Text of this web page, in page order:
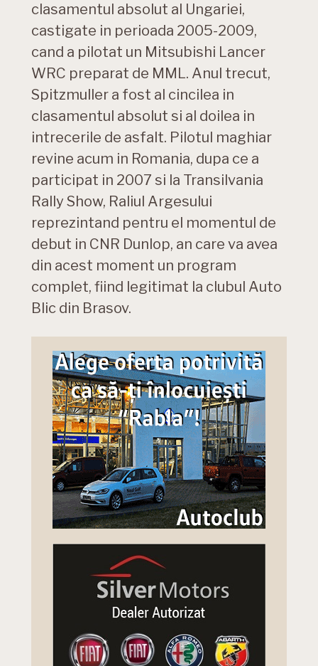
clasamentul absolut al Ungariei,
castigate in perioada 2005-2009,
cand a pilotat un Mitsubishi Lancer
WRC preparat de MML. Anul trecut,
Spitzmuller a fost al cincilea in
clasamentul absolut si al doilea in
intrecerile de asfalt. Pilotul maghiar
revine acum in Romania, dupa ce a
participat in 2007 si la Transilvania
Rally Show, Raliul Argesului
reprezintand pentru el momentul de
debut in CNR Dunlop, an care va avea
din acest moment un program
complet, fiind legitimat la clubul Auto
Blic din Brasov.